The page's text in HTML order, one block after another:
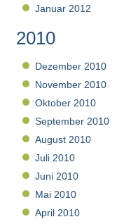
Januar 2012
2010
Dezember 2010
November 2010
Oktober 2010
September 2010
August 2010
Juli 2010
Juni 2010
Mai 2010
April 2010